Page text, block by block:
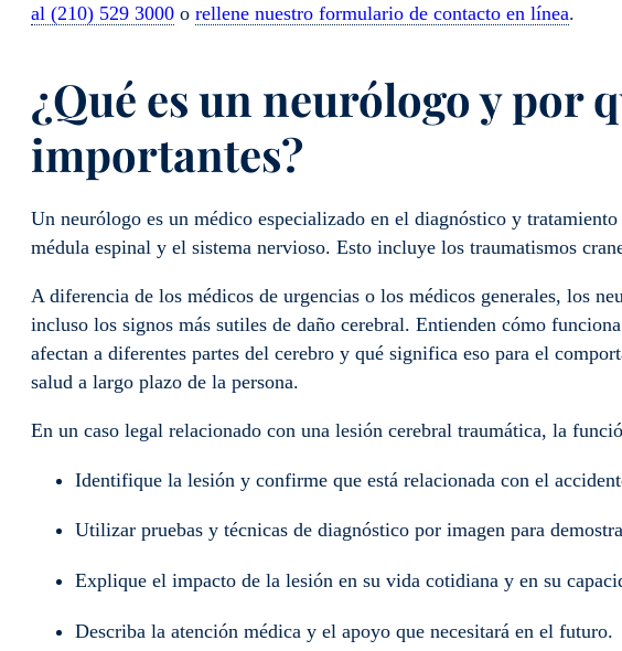
al (210) 529 3000 o rellene nuestro formulario de contacto en línea.
¿Qué es un neurólogo y por
importantes?
Un neurólogo es un médico especializado en el diagnóstico y
médula espinal y el sistema nervioso. Esto incluye los traumatismos
A diferencia de los médicos de urgencias o los médicos generales, los
incluso los signos más sutiles de daño cerebral. Entienden cómo
afectan a diferentes partes del cerebro y qué significa eso para el
salud a largo plazo de la persona.
En un caso legal relacionado con una lesión cerebral traumática, la
Identifique la lesión y confirme que está relacionada con el
Utilizar pruebas y técnicas de diagnóstico por imagen para
Explique el impacto de la lesión en su vida cotidiana y en su
Describa la atención médica y el apoyo que necesitará en el futuro.